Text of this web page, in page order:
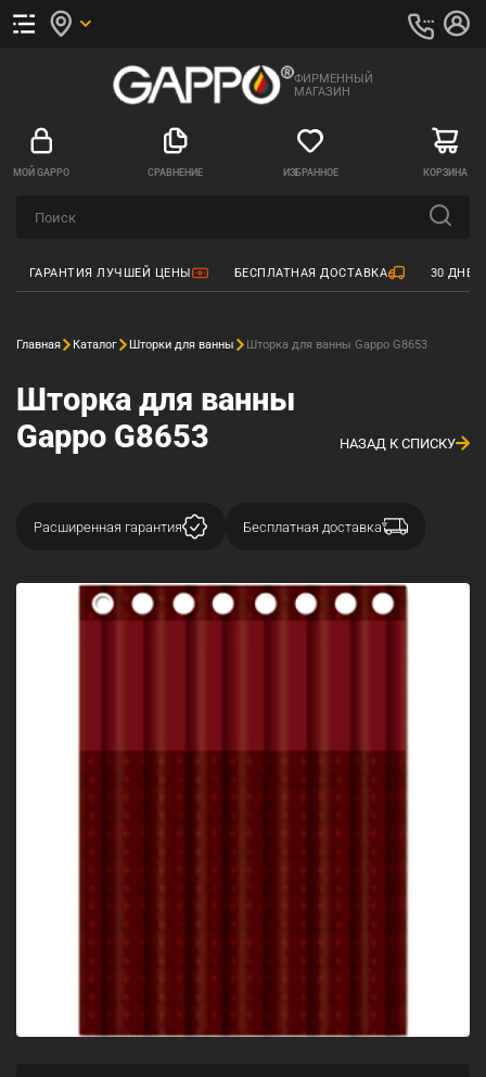
ФИРМЕННЫЙ
МАГАЗИН
МОЙ GAPPO СРАВНЕНИЕ ИЗБРАННОЕ КОРЗИНА
ГАРАНТИЯ ЛУЧШЕЙ ЦЕНЫ БЕСПЛАТНАЯ ДОСТАВКА 30
Главная Каталог Шторки для ванны Шторка для ванны Gappo G8653
Шторка для ванны
Gappo G8653
НАЗАД К СПИСКУ
Расширенная гарантия Бесплатная доставка